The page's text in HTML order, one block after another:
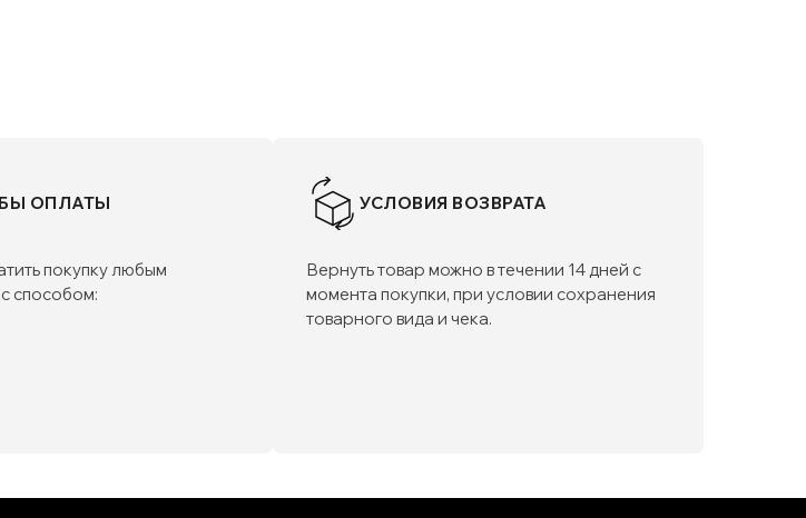
ОПЛАТЫ
покупку любым
способом:
УСЛОВИЯ ВОЗВРАТА
Вернуть товар можно в течении 14 дней с
момента покупки, при условии сохранения
товарного вида и чека.